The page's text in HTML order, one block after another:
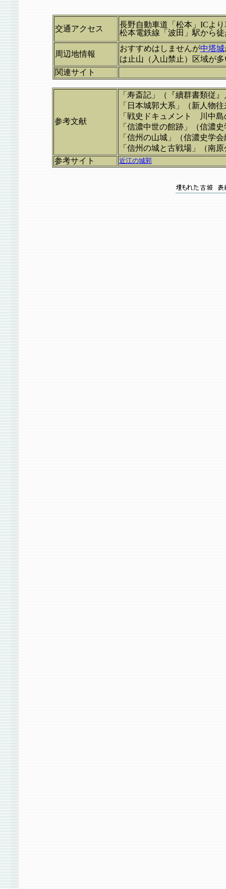
交通アクセス
長野自動車道「松本」ICより
松本電鉄線「波田」駅か
周辺地情報
おすすめはしませんが中塔城
は止山（入山禁止）区域が
関連サイト
参考文献
「寿斎記」（『續群書類従
「日本城郭大系」（新人物
「戦史ドキュメント 川中
「信濃中世の館跡」（信濃
「信州の山城」（信濃史学
「信州の城と古戦場」（南
参考サイト
近江の城郭